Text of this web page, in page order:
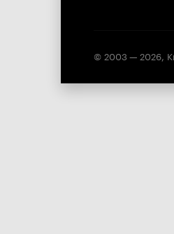
© 2003 — 2026,